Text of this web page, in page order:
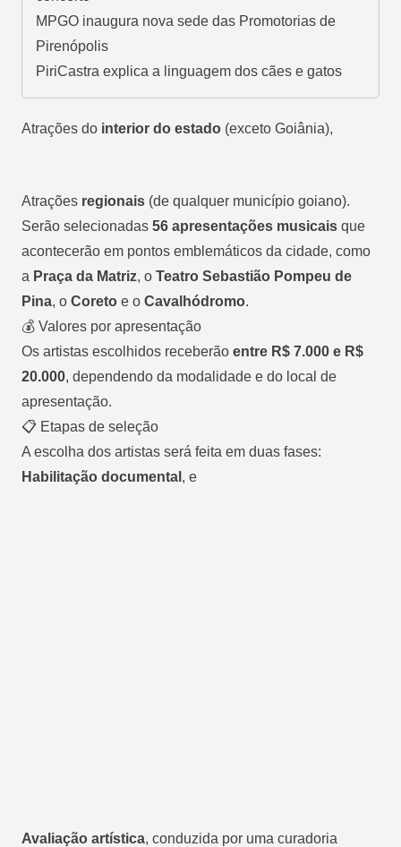
MPGO inaugura nova sede das Promotorias de
Pirenópolis
PiriCastra explica a linguagem dos cães e gatos
Atrações do interior do estado (exceto Goiânia),
Atrações regionais (de qualquer município goiano).
Serão selecionadas 56 apresentações musicais que
acontecerão em pontos emblemáticos da cidade, como
a Praça da Matriz, o Teatro Sebastião Pompeu de
Pina, o Coreto e o Cavalhódromo.
💰 Valores por apresentação
Os artistas escolhidos receberão entre R$ 7.000 e R$
20.000, dependendo da modalidade e do local de
apresentação.
📋 Etapas de seleção
A escolha dos artistas será feita em duas fases:
Habilitação documental , e
Avaliação artística, conduzida por uma curadoria